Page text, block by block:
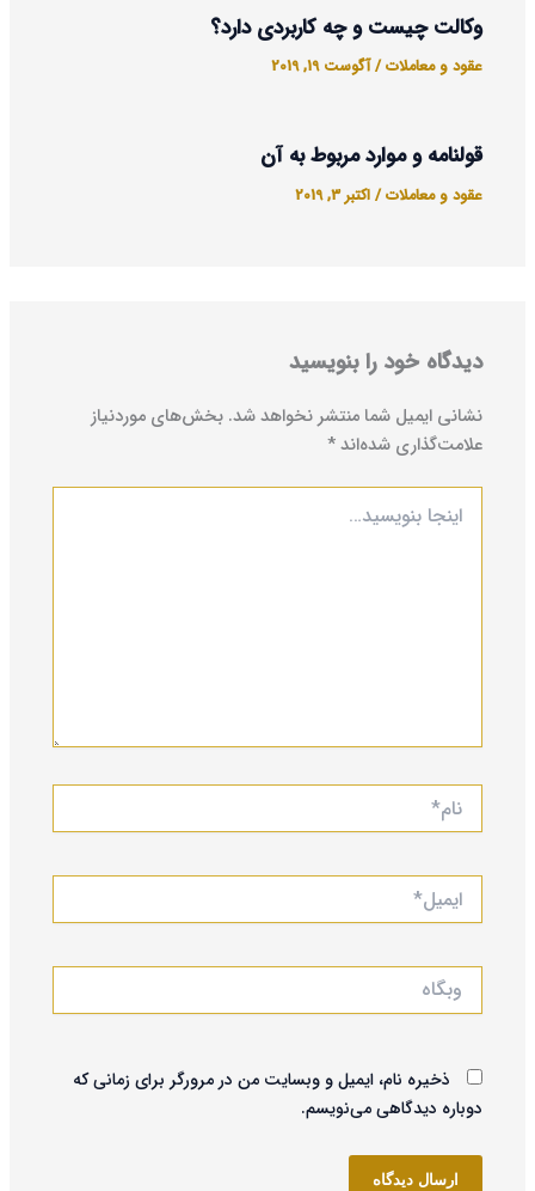
وکالت چیست و چه کاربردی دارد؟
عقود و معاملات/آگوست 19, 2019
قولنامه و موارد مربوط به آن
عقود و معاملات/اکتبر 3, 2019
دیدگاه‌ خود را بنویسید
نشانی ایمیل شما منتشر نخواهد شد. بخش‌های موردنیاز
علامت‌گذاری شده‌اند*
اینجا
بنویسید…
نام*
ایمیل*
وبگاه
ذخیره نام، ایمیل و وبسایت من در مرورگر برای زمانی که
دوباره دیدگاهی می‌نویسم.